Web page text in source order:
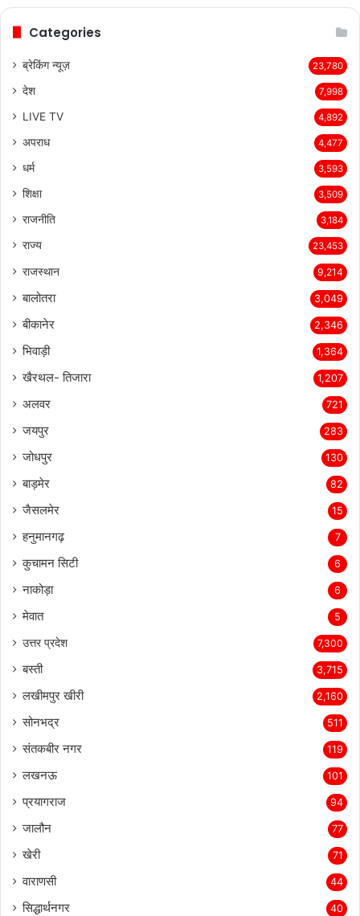
Categories
ब्रेकिंग न्यूज़ 23,780
देश 7,998
LIVE TV 4,892
अपराध 4,477
धर्म 3,593
शिक्षा 3,509
राजनीति 3,184
राज्य 23,453
राजस्थान 9,214
बालोतरा 3,049
बीकानेर 2,346
भिवाड़ी 1,364
खैरथल- तिजारा 1,207
अलवर 721
जयपुर 283
जोधपुर 130
बाड़मेर 82
जैसलमेर 15
हनुमानगढ़ 7
कुचामन सिटी 6
नाकोड़ा 6
मेवात 5
उत्तर प्रदेश 7,300
बस्ती 3,715
लखीमपुर खीरी 2,160
सोनभद्र 511
संतकबीर नगर 119
लखनऊ 101
प्रयागराज 94
जालौन 77
खेरी 71
वाराणसी 44
सिद्धार्थनगर 40